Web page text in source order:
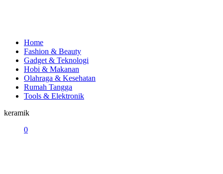
Home
Fashion & Beauty
Gadget & Teknologi
Hobi & Makanan
Olahraga & Kesehatan
Rumah Tangga
Tools & Elektronik
keramik
0